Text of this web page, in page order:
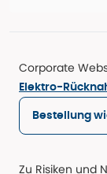
Corporate
Elektro-
Bestellung
Zu Risiken und